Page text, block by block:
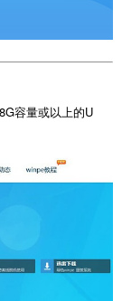
容量或以上的U